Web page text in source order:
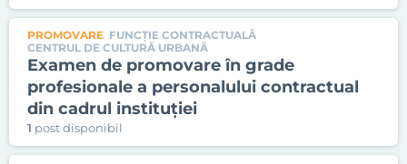
PROMOVARE FUNCȚIE CONTRACTUALĂ
CENTRUL DE CULTURĂ URBANĂ
Examen de promovare în grade
profesionale a personalului contractual
din cadrul instituției
1 post disponibil